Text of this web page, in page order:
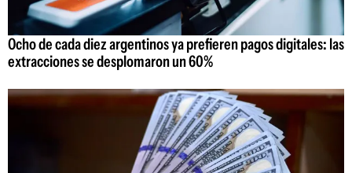
Ocho de cada diez argentinos ya prefieren pagos digitales: las
extracciones se desplomaron un 60%